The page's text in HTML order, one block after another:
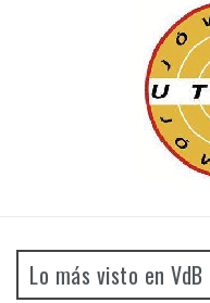
Lo más visto en VdB